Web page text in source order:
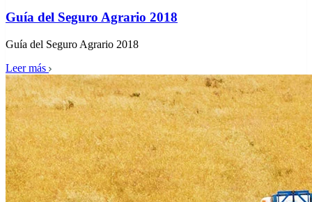
Guía del Seguro Agrario 2018
Guía del Seguro Agrario 2018
Leer más